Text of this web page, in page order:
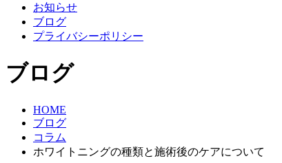
お知らせ
ブログ
プライバシーポリシー
ブログ
HOME
ブログ
コラム
ホワイトニングの種類と施術後のケアについて